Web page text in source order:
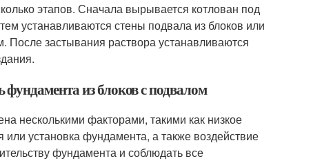
этапов. Сначала вырывается котлован под
устанавливаются стены подвала из блоков или
После застывания раствора устанавливаются
из блоков с подвалом
несколькими факторами, такими как низкое
установка фундамента, а также воздействие
фундамента и соблюдать все